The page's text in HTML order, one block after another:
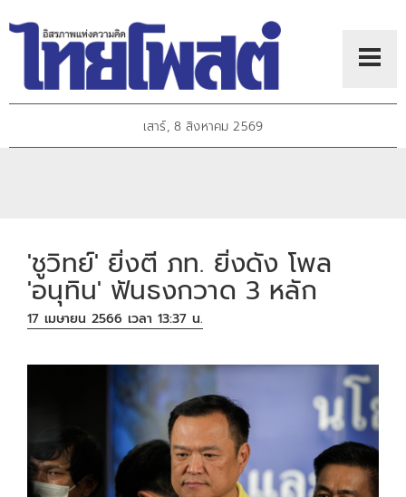
เสาร์, 8 สิงหาคม 2569
'ชูวิทย์' ยิ่งตี ภท. ยิ่งดัง โพล
'อนุทิน' ฟันธงกวาด 3 หลัก
17 เมษายน 2566 เวลา 13:37 น.